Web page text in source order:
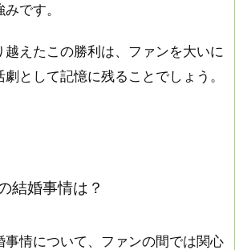
です。
えたこの勝利は、ファンを大いに
として記憶に残ることでしょう。
結婚事情は？
事情について、ファンの間では関心